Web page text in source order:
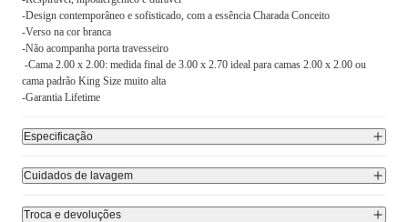
-Design contemporâneo e sofisticado, com a essência Charada Conceito
-Verso na cor branca
-Não acompanha porta travesseiro
-Cama 2.00 x 2.00: medida final de 3.00 x 2.70 ideal para camas 2.00 x 2.00 ou
cama padrão King Size muito alta
-Garantia Lifetime
Especificação
Cuidados de lavagem
Troca e devoluções